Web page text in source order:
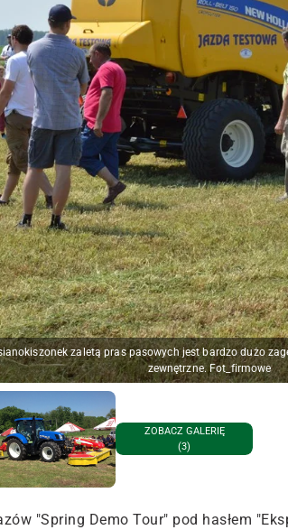
zaletą pras pasowych jest bardzo dużo
zewnętrzne. Fot_firmowe
ZOBACZ GALERIĘ
(3)
"Spring Demo Tour" pod hasłem